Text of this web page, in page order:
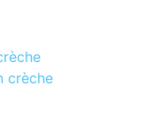
crèche